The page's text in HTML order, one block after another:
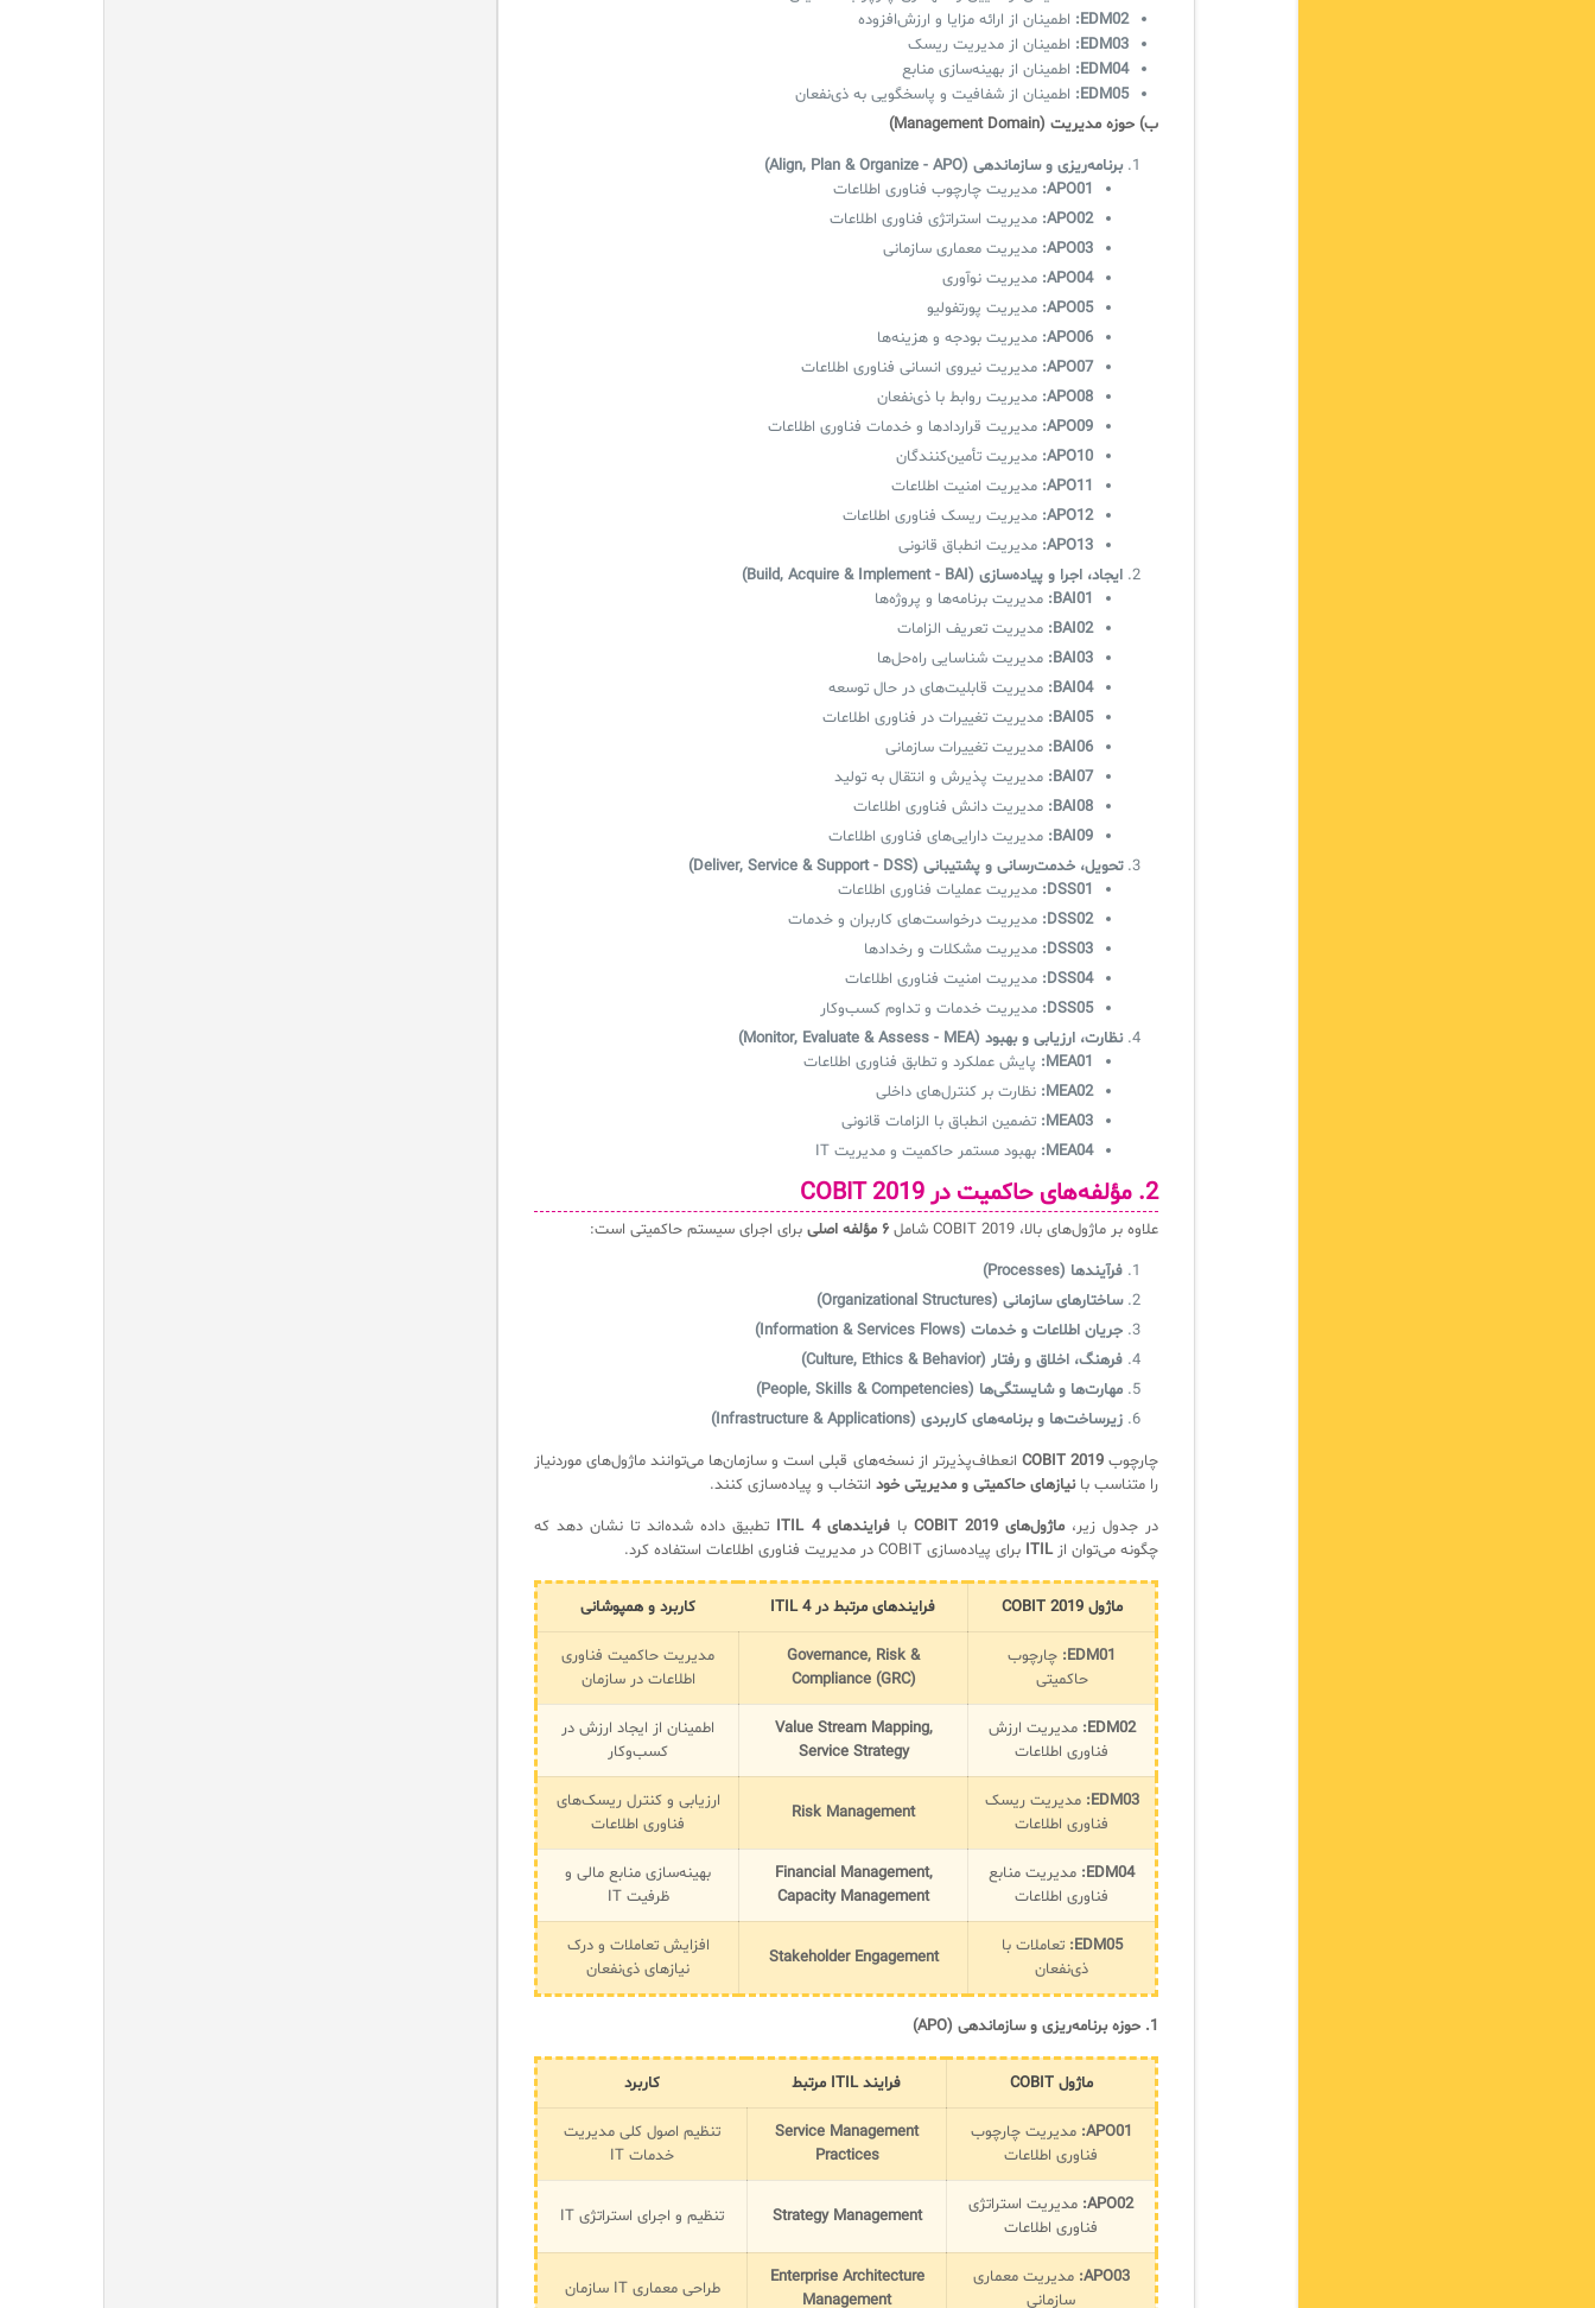
EDM02: اطمینان از ارائه مزایا و ارزش‌افزوده
EDM03: اطمینان از مدیریت ریسک
EDM04: اطمینان از بهینه‌سازی منابع
EDM05: اطمینان از شفافیت و پاسخگویی به ذی‌نفعان
ب) حوزه مدیریت (Management Domain)
برنامه‌ریزی و سازماندهی (Align, Plan & Organize - APO)
APO01: مدیریت چارچوب فناوری اطلاعات
APO02: مدیریت استراتژی فناوری اطلاعات
APO03: مدیریت معماری سازمانی
APO04: مدیریت نوآوری
APO05: مدیریت پورتفولیو
APO06: مدیریت بودجه و هزینه‌ها
APO07: مدیریت نیروی انسانی فناوری اطلاعات
APO08: مدیریت روابط با ذی‌نفعان
APO09: مدیریت قراردادها و خدمات فناوری اطلاعات
APO10: مدیریت تأمین‌کنندگان
APO11: مدیریت امنیت اطلاعات
APO12: مدیریت ریسک فناوری اطلاعات
APO13: مدیریت انطباق قانونی
ایجاد، اجرا و پیاده‌سازی (Build, Acquire & Implement - BAI)
BAI01: مدیریت برنامه‌ها و پروژه‌ها
BAI02: مدیریت تعریف الزامات
BAI03: مدیریت شناسایی راه‌حل‌ها
BAI04: مدیریت قابلیت‌های در حال توسعه
BAI05: مدیریت تغییرات در فناوری اطلاعات
BAI06: مدیریت تغییرات سازمانی
BAI07: مدیریت پذیرش و انتقال به تولید
BAI08: مدیریت دانش فناوری اطلاعات
BAI09: مدیریت دارایی‌های فناوری اطلاعات
تحویل، خدمت‌رسانی و پشتیبانی (Deliver, Service & Support - DSS)
DSS01: مدیریت عملیات فناوری اطلاعات
DSS02: مدیریت درخواست‌های کاربران و خدمات
DSS03: مدیریت مشکلات و رخدادها
DSS04: مدیریت امنیت فناوری اطلاعات
DSS05: مدیریت خدمات و تداوم کسب‌وکار
نظارت، ارزیابی و بهبود (Monitor, Evaluate & Assess - MEA)
MEA01: پایش عملکرد و تطابق فناوری اطلاعات
MEA02: نظارت بر کنترل‌های داخلی
MEA03: تضمین انطباق با الزامات قانونی
MEA04: بهبود مستمر حاکمیت و مدیریت IT
2. مؤلفه‌های حاکمیت در COBIT 2019
علاوه بر ماژول‌های بالا، COBIT 2019 شامل ۶ مؤلفه اصلی
برای اجرای سیستم حاکمیتی است:
فرآیندها (Processes)
ساختارهای سازمانی (Organizational Structures)
جریان اطلاعات و خدمات (Information & Services Flows)
فرهنگ، اخلاق و رفتار (Culture, Ethics & Behavior)
مهارت‌ها و شایستگی‌ها (People, Skills & Competencies)
زیرساخت‌ها و برنامه‌های کاربردی (Infrastructure & Applications)
چارچوبCOBIT 2019 انعطاف‌پذیرتر از نسخه‌های قبلی است و سازمان‌ها می‌توانند ماژول‌های موردنیاز
را متناسب بانیازهای حاکمیتی و مدیریتی خود انتخاب و پیاده‌سازی کنند.
در جدول زیر،ماژول‌های COBIT 2019 بافرایندهای ITIL 4
تطبیق داده شده‌اند تا نشان دهد که
چگونه می‌توان ازITIL برای پیاده‌سازی COBIT در مدیریت فناوری اطلاعات استفاده کرد.
ماژول COBIT 2019 فرایندهای مرتبط در ITIL 4 کاربرد و همپوشانی
EDM01: چارچوب
حاکمیتی
Governance, Risk &
Compliance (GRC)
مدیریت حاکمیت فناوری
اطلاعات در سازمان
EDM02: مدیریت ارزش
فناوری اطلاعات
Value Stream Mapping,
Service Strategy
اطمینان از ایجاد ارزش در
کسب‌وکار
EDM03: مدیریت ریسک
فناوری اطلاعات
Risk Management
ارزیابی و کنترل ریسک‌های
فناوری اطلاعات
EDM04: مدیریت منابع
فناوری اطلاعات
Financial Management,
Capacity Management
بهینه‌سازی منابع مالی و
ظرفیت IT
EDM05: تعاملات با
ذی‌نفعان
Stakeholder Engagement
افزایش تعاملات و درک
نیازهای ذی‌نفعان
1. حوزه برنامه‌ریزی و سازماندهی (APO)
ماژول COBIT فرایند ITIL مرتبط کاربرد
APO01: مدیریت چارچوب
فناوری اطلاعات
Service Management
Practices
تنظیم اصول کلی مدیریت
خدمات IT
APO02: مدیریت استراتژی
فناوری اطلاعات
Strategy Management تنظیم و اجرای استراتژی IT
APO03: مدیریت معماری
سازمانی
Enterprise Architecture
Management
طراحی معماری IT سازمان